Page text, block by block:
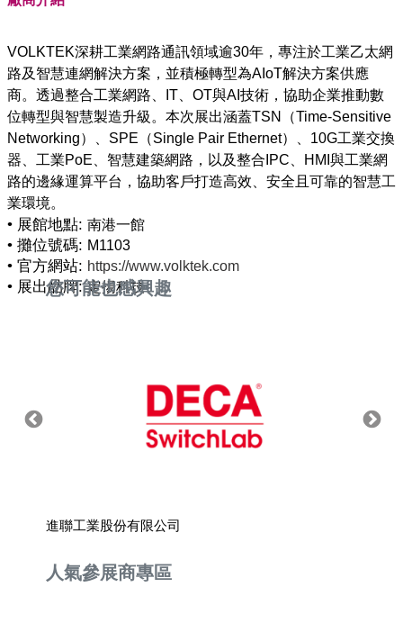
VOLKTEK深耕工業網路通訊領域逾30年，專注於工業乙太網
路及智慧連網解決方案，並積極轉型為AIoT解決方案供應
商。透過整合工業網路、IT、OT與AI技術，協助企業推動數
位轉型與智慧製造升級。本次展出涵蓋TSN（Time-Sensitive
Networking）、SPE（Single Pair Ethernet）、10G工業交換
器、工業PoE、智慧建築網路，以及整合IPC、HMI與工業網
路的邊緣運算平台，協助客戶打造高效、安全且可靠的智慧工
• 展館地點: 南港一館
• 攤位號碼: M1103
• 官方網站: https://www.volktek.com
• 展出品牌:定揚科技
您可能也感興趣
進聯工業股份有限公司
人氣參展商專區